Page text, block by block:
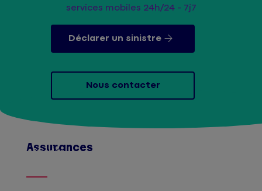
services mobiles 24h/24 - 7j7
Déclarer un sinistre
Nous contacter
Assurances
Afficher